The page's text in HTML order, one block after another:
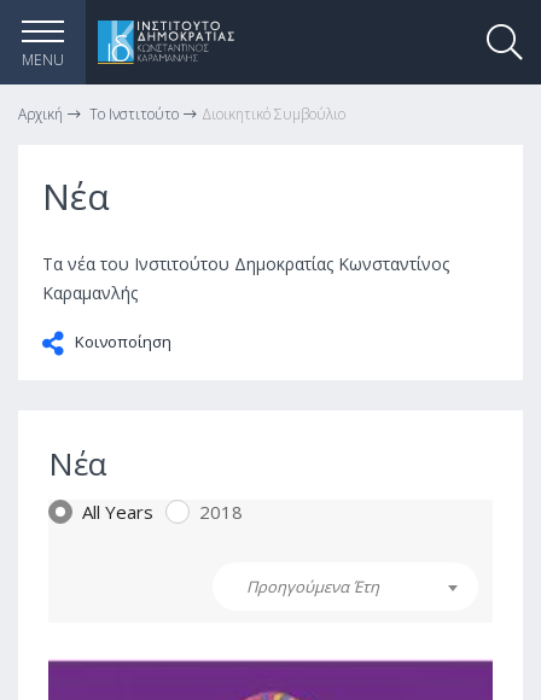
MENU
Αρχική Το Ινστιτούτο Διοικητικό Συμβούλιο
Νέα
Τα νέα του Ινστιτούτου Δημοκρατίας Κωνσταντίνος
Καραμανλής
Κοινοποίηση
Νέα
All Years 2018
Προηγούμενα Έτη